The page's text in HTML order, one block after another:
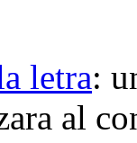
letra:
al